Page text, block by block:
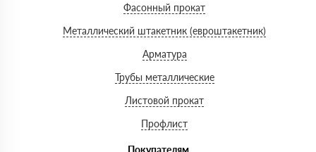
Фасонный прокат
Металлический штакетник (евроштакетник)
Арматура
Трубы металлические
Листовой прокат
Профлист
Покупателям